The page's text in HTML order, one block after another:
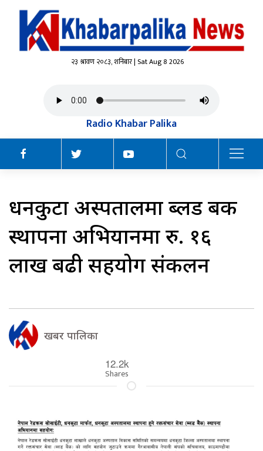
२३ श्रावण २०८३, शनिबार | Sat Aug 8 2026
Radio Khabar Palika
धनकुटा अस्पतालमा ब्लड बैंक
स्थापना अभियानमा रु. १६
लाख बढी सहयोग संकलन
खबर पालिका
12.2k
Shares